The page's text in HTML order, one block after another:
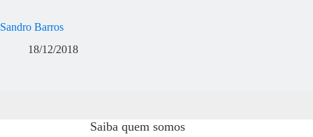
Sandro Barros
18/12/2018
Saiba quem somos